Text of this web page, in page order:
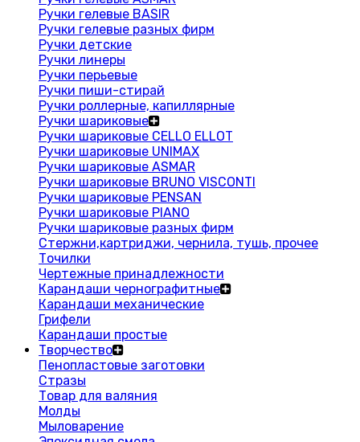
Ручки гелевые BASIR
Ручки гелевые разных фирм
Ручки детские
Ручки линеры
Ручки перьевые
Ручки пиши-стирай
Ручки роллерные, капиллярные
Ручки шариковые
Ручки шариковые CELLO ELLOT
Ручки шариковые UNIMAX
Ручки шариковые ASMAR
Ручки шариковые BRUNO VISCONTI
Ручки шариковые PENSAN
Ручки шариковые PIANO
Ручки шариковые разных фирм
Стержни,картриджи, чернила, тушь, прочее
Точилки
Чертежные принадлежности
Карандаши чернографитные
Карандаши механические
Грифели
Карандаши простые
Творчество
Пенопластовые заготовки
Стразы
Товар для валяния
Молды
Мыловарение